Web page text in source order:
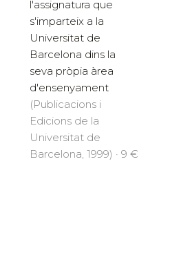
l'assignatura que
s'imparteix a la
Universitat de
Barcelona dins la
seva pròpia àrea
d'ensenyament
(Publicacions i
Edicions de la
Universitat de
Barcelona, 1999) · 9 €